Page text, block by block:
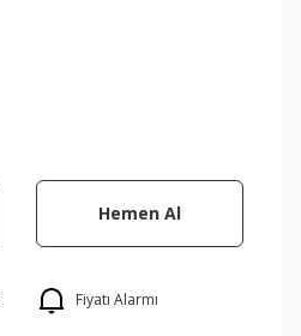
Hemen Al
Fiyatı Alarmı